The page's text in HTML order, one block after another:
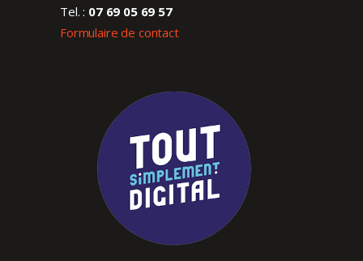
Tel. : 07 69 05 69 57
Formulaire de contact